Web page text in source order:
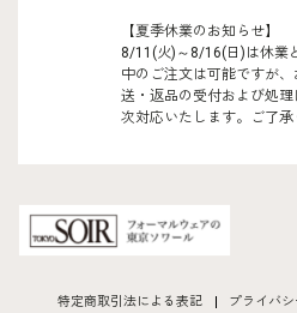
【夏季休業のお知らせ】
8/11(火)～8/16(日)は休業
中のご注文は可能ですが
送・返品の受付および処
次対応いたします。ご了承
特定商取引法による表記 プライバ